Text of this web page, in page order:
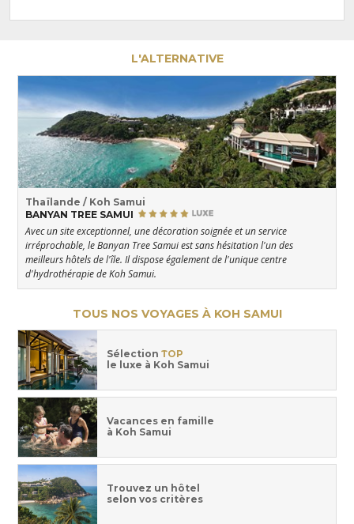
L'ALTERNATIVE
Thaïlande / Koh Samui
BANYAN TREE SAMUI
Avec un site exceptionnel, une décoration soignée et un service
irréprochable, le Banyan Tree Samui est sans hésitation l'un des
meilleurs hôtels de l'île. Il dispose également de l'unique centre
d'hydrothérapie de Koh Samui.
TOUS NOS VOYAGES À KOH SAMUI
Sélection TOP
le luxe à Koh Samui
Vacances en famille
à Koh Samui
Trouvez un hôtel
selon vos critères